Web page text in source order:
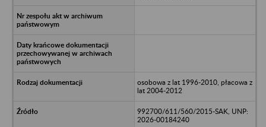
osobowa z lat 1996-2010, płacowa z
lat 2004-2012
992700/611/560/2015-SAK, UNP:
2026-00184240